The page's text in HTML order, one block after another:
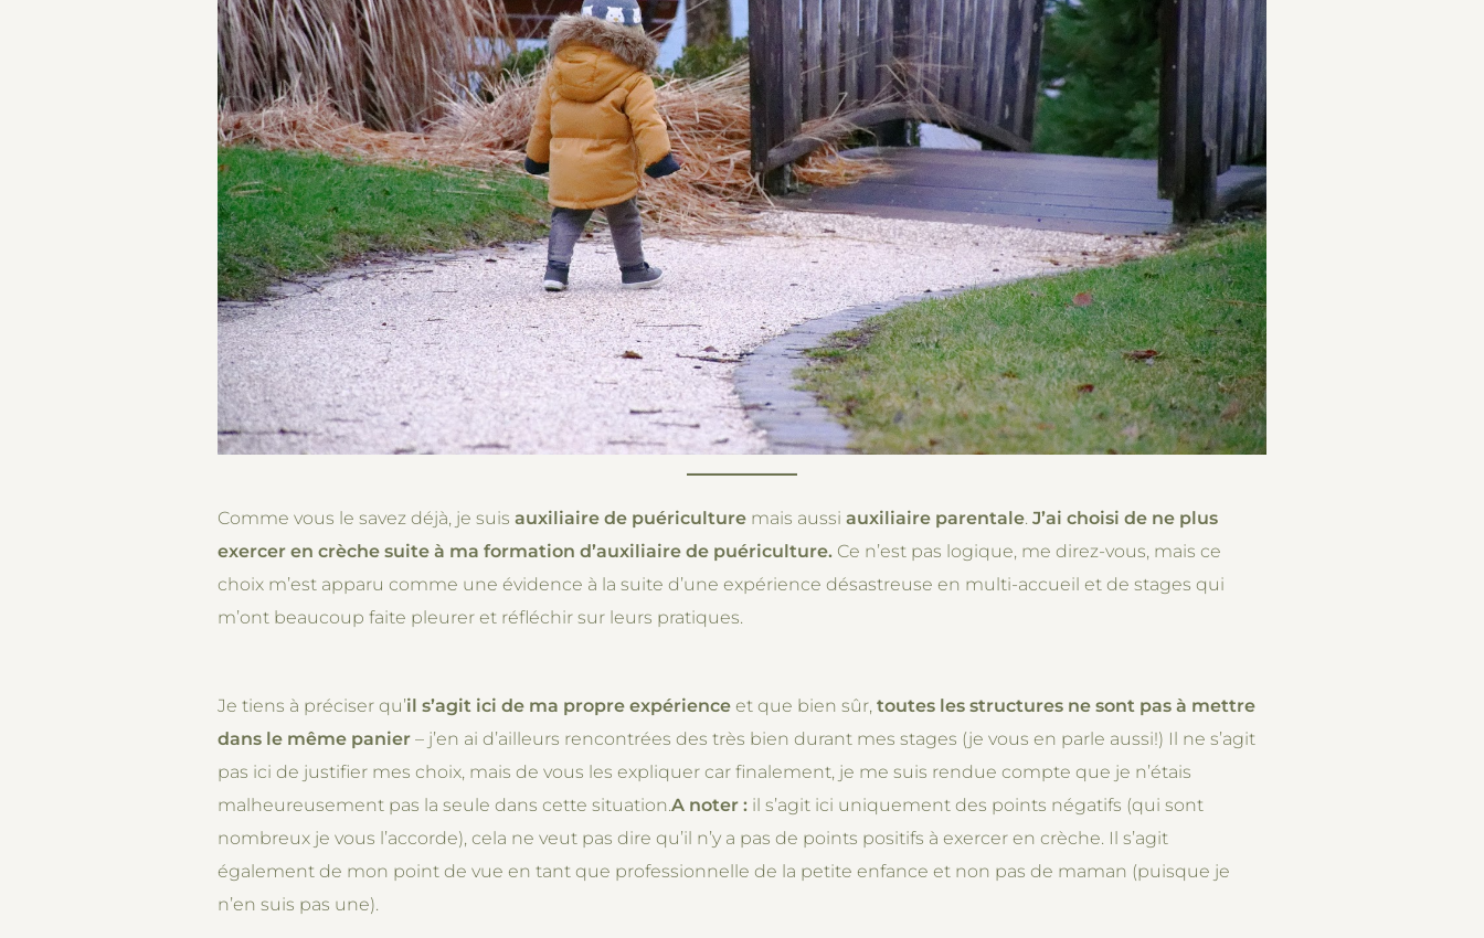
Comme vous le savez déjà, je suis auxiliaire de puériculture mais aussi auxiliaire parentale. J’ai choisi de ne plus
exercer en crèche suite à ma formation d’auxiliaire de puériculture. Ce n’est pas logique, me direz-vous, mais ce
choix m’est apparu comme une évidence à la suite d’une expérience désastreuse en multi-accueil et de stages qui
m’ont beaucoup faite pleurer et réfléchir sur leurs pratiques.
Je tiens à préciser qu’il s’agit ici de ma propre expérience et que bien sûr, toutes les structures ne sont pas à mettre
dans le même panier – j’en ai d’ailleurs rencontrées des très bien durant mes stages (je vous en parle aussi!) Il ne s’agit
pas ici de justifier mes choix, mais de vous les expliquer car finalement, je me suis rendue compte que je n’étais
malheureusement pas la seule dans cette situation.A noter : il s’agit ici uniquement des points négatifs (qui sont
nombreux je vous l’accorde), cela ne veut pas dire qu’il n’y a pas de points positifs à exercer en crèche. Il s’agit
également de mon point de vue en tant que professionnelle de la petite enfance et non pas de maman (puisque je
n’en suis pas une).